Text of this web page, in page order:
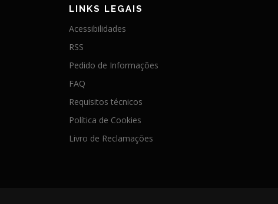
LINKS LEGAIS
Acessibilidades
RSS
Pedido de Informações
FAQ
Requisitos técnicos
Política de Cookies
Livro de Reclamações